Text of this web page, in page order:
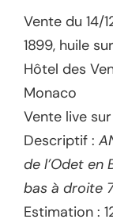
Vente du 14/
1899, huile
Hôtel des
Monaco
Vente live sur
Descriptif :
de l’Odet en
bas à droite
Estimation :